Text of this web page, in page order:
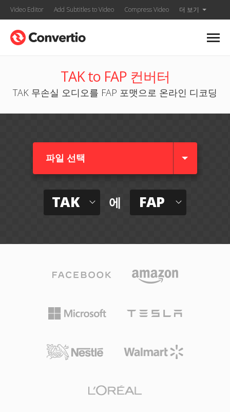
Video Editor Add Subtitles to Video Compress Video 더 보기
TAK to FAP 컨버터
TAK 무손실 오디오를 FAP 포맷으로 온라인 디코딩
파일 선택
TAK 에 FAP